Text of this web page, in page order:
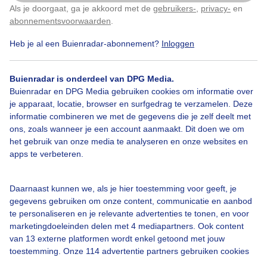
Als je doorgaat, ga je akkoord met de gebruikers- privacy- en
abonnementsvoorwaarden
Heb je al een Buienradar-abonnement? Inloggen
Buienradar is onderdeel van DPG Media.
Buienradar en DPG Media gebruiken cookies om informatie over
je apparaat, locatie, browser en surfgedrag te verzamelen. Deze
informatie combineren we met de gegevens die je zelf deelt met
ons, zoals wanneer je een account aanmaakt. Dit doen we om
het gebruik van onze media te analyseren en onze websites en
apps te verbeteren.
Daarnaast kunnen we, als je hier toestemming voor geeft, je
gegevens gebruiken om onze content, communicatie en aanbod
te personaliseren en je relevante advertenties te tonen, en voor
marketingdoeleinden delen met 4 mediapartners. Ook content
van 13 externe platformen wordt enkel getoond met jouw
toestemming. Onze 114 advertentie partners gebruiken cookies
Zonnigenrustigweer
Bekijk slideshow
Klik hierom dit aan te passen